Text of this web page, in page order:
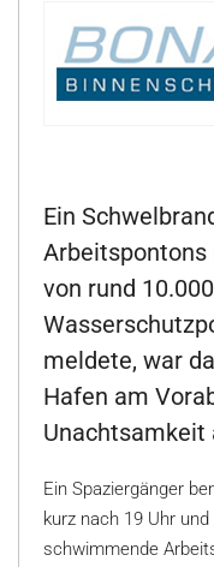
Ein
Arbeitspontons
von rund
meldete, war
Hafen am
Unachtsamkeit
Ein Spaziergänger
kurz nach 19 Uhr
schwimmende